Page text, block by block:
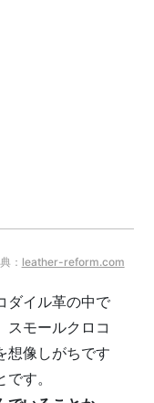
： leather-reform.com
ダイル革の中で
スモールクロコ
想像しがちです
す。